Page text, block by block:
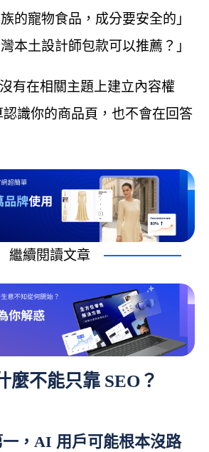
族的寵物食品，成分要安全的」
灣本土設計師包款可以推薦？」
有在相關主題上建立內容權
識你的商品頁，也不會在回答
繼續閱讀文章
麼不能只靠 SEO？
一，AI 用戶可能根本沒路